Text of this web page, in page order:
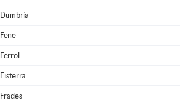
Dumbría
Fene
Ferrol
Fisterra
Frades